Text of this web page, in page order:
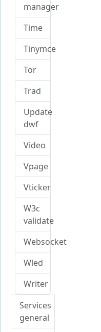
manager
Time
Tinymce
Tor
Trad
Update
dwf
Video
Vpage
Vticker
W3c
validate
Websocket
Wled
Writer
Services
general